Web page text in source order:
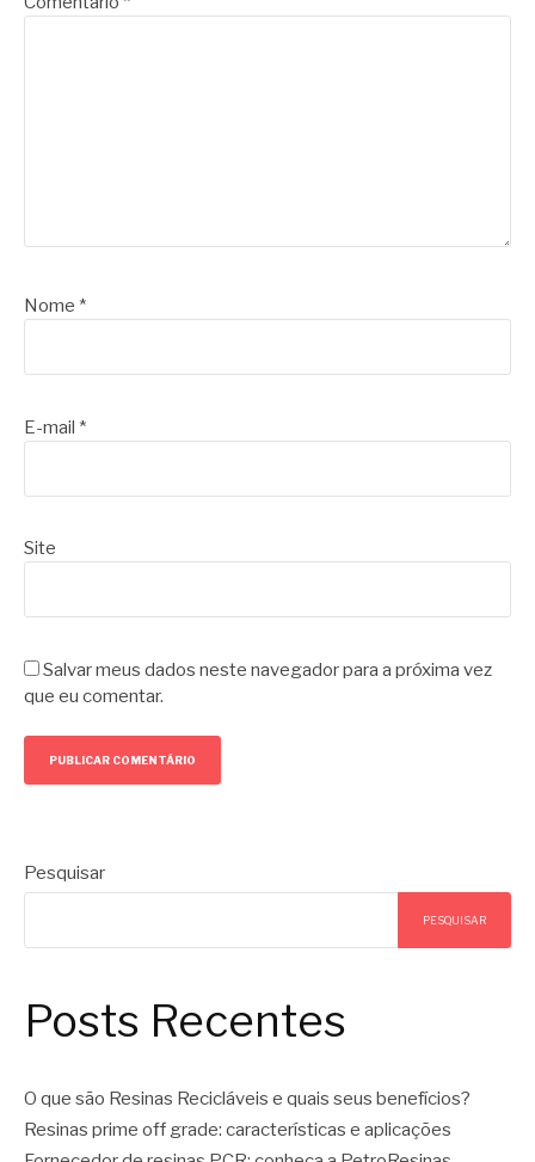
Nome *
E-mail *
Site
Salvar meus dados neste navegador para a próxima vez
que eu comentar.
Pesquisar
PESQUISAR
Posts Recentes
O que são Resinas Recicláveis e quais seus benefícios?
Resinas prime off grade: características e aplicações